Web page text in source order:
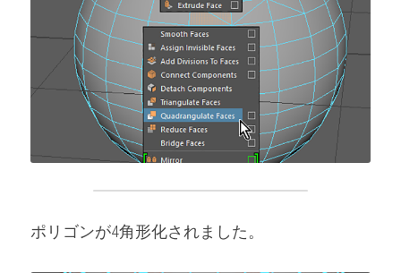
ポリゴンが4角形化されました。